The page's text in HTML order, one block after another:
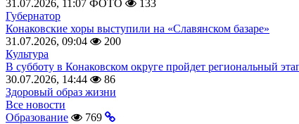
31.07.2026, 11:07 ФОТО
133
Губернатор
Конаковские хоры выступили на «Славянском базаре»
31.07.2026, 09:04
200
Культура
В субботу в Конаковском округе пройдет региональный
30.07.2026, 14:44
86
Здоровый образ жизни
Все новости
Образование
769